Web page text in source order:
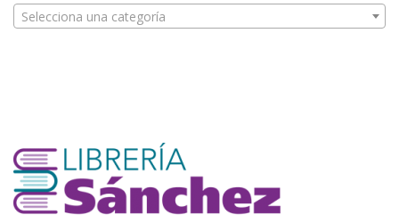
Selecciona una categoría